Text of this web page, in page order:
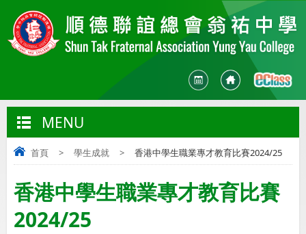
MENU
首頁 > 學生成就 > 香港中學生職業專才教育比賽2024/25
香港中學生職業專才教育比賽
2024/25